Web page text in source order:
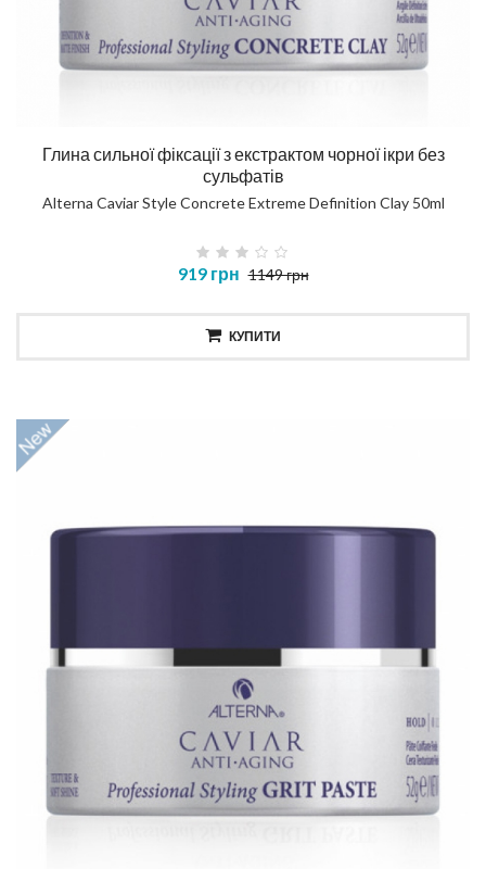
Глина сильної фіксації з екстрактом чорної ікри без
сульфатів
Alterna Caviar Style Concrete Extreme Definition Clay 50ml
919 грн 1149 грн
КУПИТИ